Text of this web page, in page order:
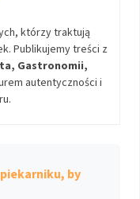
którzy traktują
Publikujemy treści z
Gastronomii,
autentyczności i
by